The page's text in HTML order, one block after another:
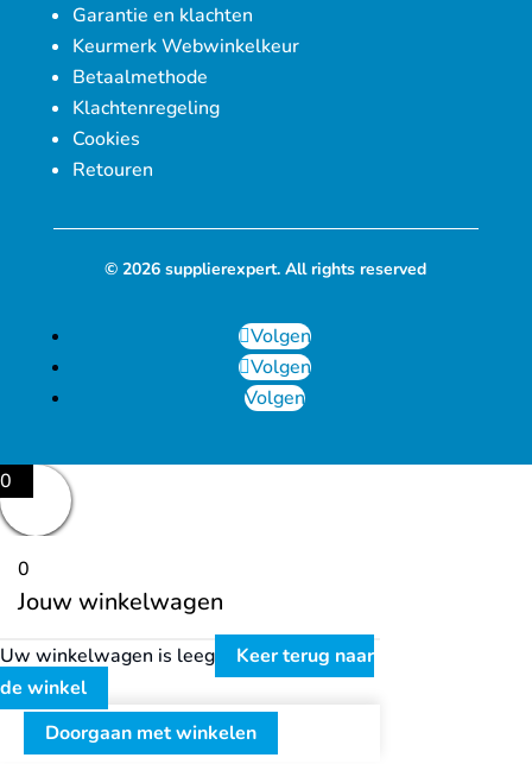
Garantie en klachten
Keurmerk Webwinkelkeur
Betaalmethode
Klachtenregeling
Cookies
Retouren
© 2026 supplierexpert. All rights reserved
Volgen
Volgen
Volgen
0
0
Jouw winkelwagen
Uw winkelwagen is leeg
Keer terug naar
de winkel
Doorgaan met winkelen